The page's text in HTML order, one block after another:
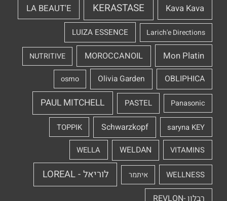
Kava Kava
KERASTASE
LA BEAUT'E
Larich'e Directions
LUIZA ESSENCE
Mon Platin
MOROCCANOIL
NUTRITIVE
OBLIPHICA
Olivia Garden
osmo
Panasonic
PASTEL
PAUL MITCHELL
saryna KEY
Schwarzkopf
TOPPIK
VITAMINS
WELDAN
WELLA
WELLNESS איתמר לוריאל - LOREAL
רבלון -REVLON